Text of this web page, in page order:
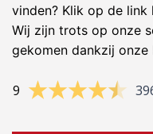
vinden? Klik op de link
Wij zijn trots op onze
gekomen dankzij onze
9